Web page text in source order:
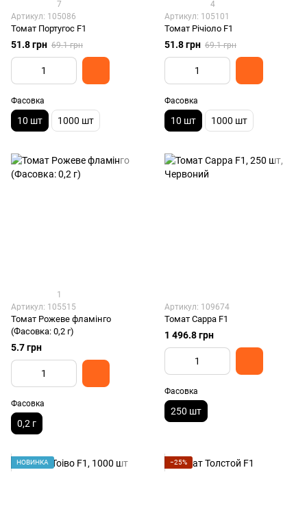
7
Артикул: 105086
Томат Португос F1
51.8 грн 69.1 грн
Фасовка
10 шт 1000 шт
4
Артикул: 105101
Томат Річіоло F1
51.8 грн 69.1 грн
Фасовка
10 шт 1000 шт
1
Артикул: 105515
Томат Рожеве фламінго
(Фасовка: 0,2 г)
5.7 грн
Фасовка
0,2 г
Артикул: 109674
Томат Сарра F1
1 496.8 грн
Фасовка
250 шт
НОВИНКА −25%